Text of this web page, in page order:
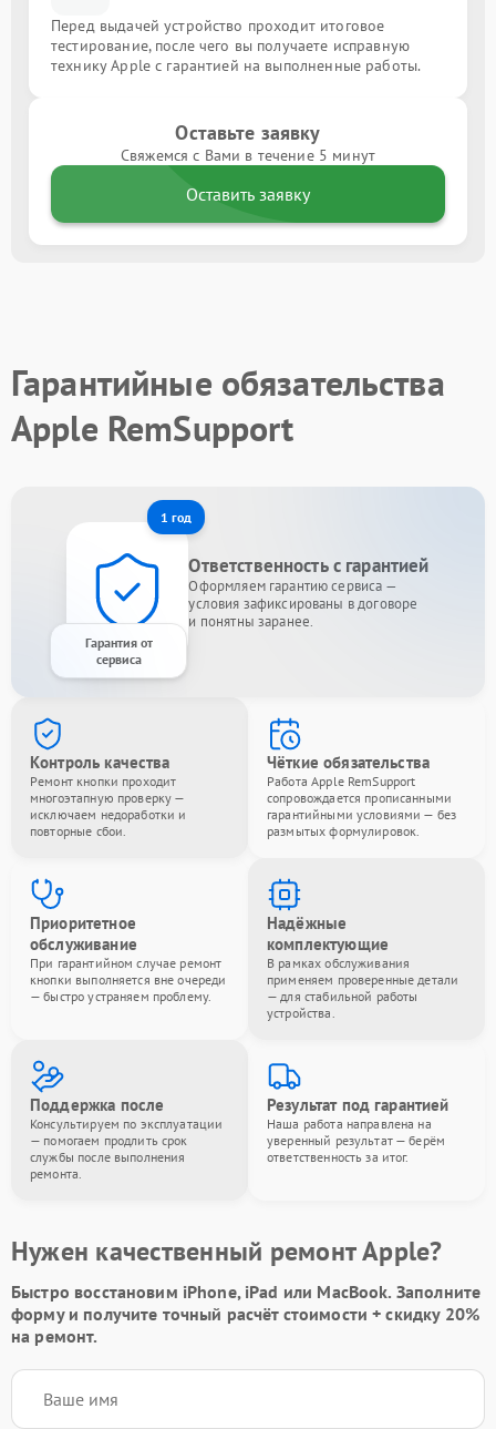
Перед выдачей устройство проходит итоговое
тестирование, после чего вы получаете исправную
технику Apple с гарантией на выполненные работы.
Оставьте заявку
Свяжемся с Вами в течение 5 минут
Оставить заявку
Гарантийные обязательства
Apple RemSupport
1 год
Гарантия от
сервиса
Ответственность с гарантией
Оформляем гарантию сервиса —
условия зафиксированы в договоре
и понятны заранее.
Контроль качества
Ремонт кнопки проходит
многоэтапную проверку —
исключаем недоработки и
повторные сбои.
Чёткие обязательства
Работа Apple RemSupport
сопровождается прописанными
гарантийными условиями — без
размытых формулировок.
Приоритетное
обслуживание
При гарантийном случае ремонт
кнопки выполняется вне очереди
— быстро устраняем проблему.
Надёжные
комплектующие
В рамках обслуживания
применяем проверенные детали
— для стабильной работы
устройства.
Поддержка после
Консультируем по эксплуатации
— помогаем продлить срок
службы после выполнения
ремонта.
Результат под гарантией
Наша работа направлена на
уверенный результат — берём
ответственность за итог.
Нужен качественный ремонт Apple?
Быстро восстановим iPhone, iPad или MacBook. Заполните
формуи получите точный расчёт стоимости +скидку 20%
на ремонт.